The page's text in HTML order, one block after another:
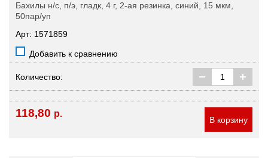
Бахилы н/с, п/э, гладк, 4 г, 2-ая резинка, синий, 15 мкм,
50пар/уп
Арт: 1571859
Добавить к сравнению
Количество:
118,80 р.
В корзину